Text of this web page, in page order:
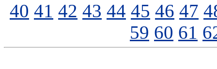
40 41 42 43 44 45 46 47
59 60 61